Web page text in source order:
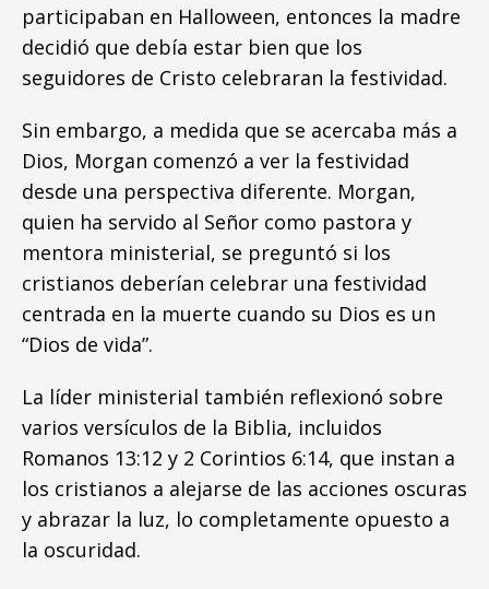
participaban en Halloween, entonces la madre
decidió que debía estar bien que los
seguidores de Cristo celebraran la festividad.
Sin embargo, a medida que se acercaba más a
Dios, Morgan comenzó a ver la festividad
desde una perspectiva diferente. Morgan,
quien ha servido al Señor como pastora y
mentora ministerial, se preguntó si los
cristianos deberían celebrar una festividad
centrada en la muerte cuando su Dios es un
“Dios de vida”.
La líder ministerial también reflexionó sobre
varios versículos de la Biblia, incluidos
Romanos 13:12 y 2 Corintios 6:14, que instan a
los cristianos a alejarse de las acciones oscuras
y abrazar la luz, lo completamente opuesto a
la oscuridad.